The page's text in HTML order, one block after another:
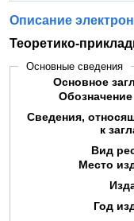
Описание
Теоретико-
Основные сведения
Основное
Сведения,
к
Вид
Место
Год